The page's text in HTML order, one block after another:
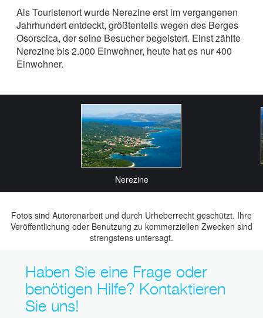
Als Touristenort wurde Nerezine erst im vergangenen
Jahrhundert entdeckt, größtenteils wegen des Berges
Osorscica, der seine Besucher begeistert. Einst zählte
Nerezine bis 2.000 Einwohner, heute hat es nur 400
Einwohner.
Nerezine
Fotos sind Autorenarbeit und durch Urheberrecht geschützt. Ihre
Veröffentlichung oder Benutzung zu kommerziellen Zwecken sind
strengstens untersagt.
Haben Sie eine Frage oder
benötigen Hilfe? Kontaktieren
Sie uns!